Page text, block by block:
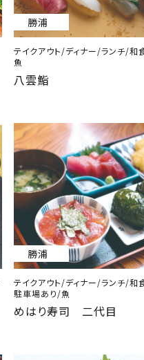
勝浦
テイクアウト/ディナー/ランチ/
魚
八雲鮨
勝浦
テイクアウト/ディナー/ランチ/和
駐車場あり/魚
めはり寿司 二代目